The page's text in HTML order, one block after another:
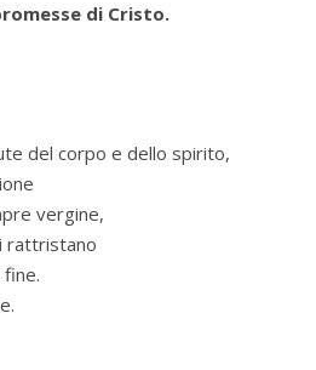
di Cristo.
del corpo e dello spirito,
vergine,
rattristano
fine.